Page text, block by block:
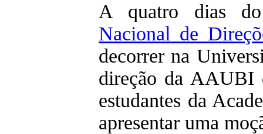
A quatro dias
Nacional de
decorrer na
direção da AAUBI
estudantes da
apresentar uma